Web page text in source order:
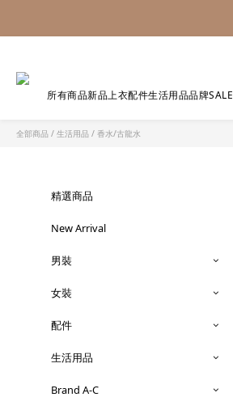
所有商品新品上衣配件生活用品品牌SALE
全部商品 / 生活用品 / 香水/古龍水
精選商品
New Arrival
男裝
女裝
配件
生活用品
Brand A-C